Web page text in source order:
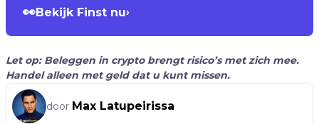
👀Bekijk Finst nu›
Let op: Beleggen in crypto brengt risico’s met zich mee.
Handel alleen met geld dat u kunt missen.
door Max Latupeirissa